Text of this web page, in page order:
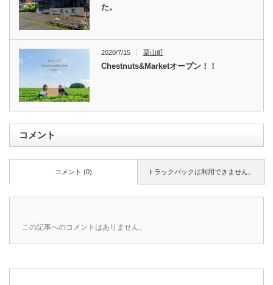
た。
2020/7/15 栗山町
Chestnuts&Marketオープン！！
コメント
トラックバックは利用できません。
コメント (0)
この記事へのコメントはありません。